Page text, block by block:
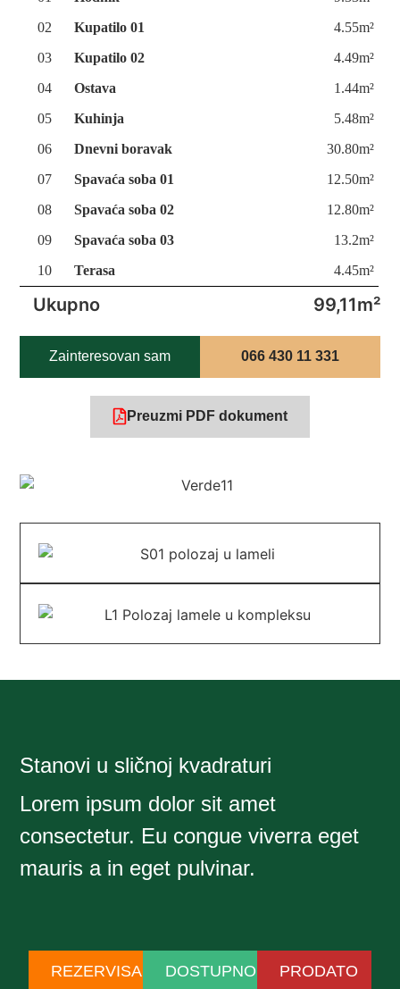
02
Kupatilo 01
4.55m²
03
Kupatilo 02
4.49m²
04
Ostava
1.44m²
05
Kuhinja
5.48m²
06
Dnevni boravak
30.80m²
07
Spavaća soba 01
12.50m²
08
Spavaća soba 02
12.80m²
09
Spavaća soba 03
13.2m²
10
Terasa 4.45m²
Ukupno 99,11m²
Zainteresovan sam 066 430 11 331
Preuzmi PDF dokument
Stanovi u sličnoj kvadraturi
Lorem ipsum dolor sit amet
consectetur. Eu congue viverra eget
mauris a in eget pulvinar.
REZERVISANODOSTUPNO PRODATO